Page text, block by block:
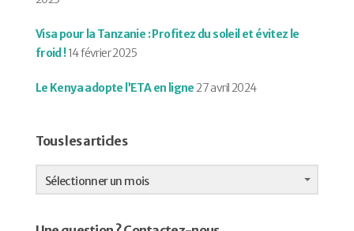
Visa pour la Tanzanie : Profitez du soleil et évitez le
froid !14 février 2025
Le Kenya adopte l’ETA en ligne27 avril 2024
Tous les articles
Tous
les
articles
Sélectionner un mois